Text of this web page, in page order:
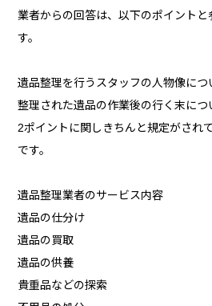
業者からの回答は、以下のポイントと
す。
遺品整理を行うスタッフの人物像につ
整理された遺品の作業後の行く末につ
2ポイントに関しきちんと規定がされ
です。
遺品整理業者のサービス内容
遺品の仕分け
遺品の買取
遺品の供養
貴重品などの探索